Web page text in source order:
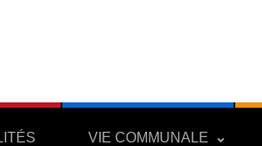
VIE COMMUNALE